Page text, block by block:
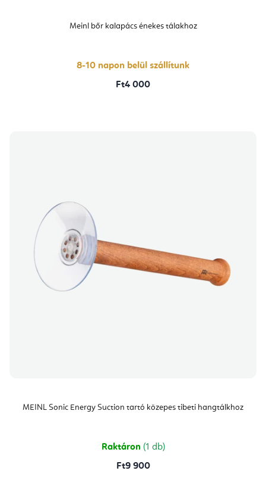
Meinl bőr kalapács énekes tálakhoz
8-10 napon belül szállítunk
Ft4 000
MEINL Sonic Energy Suction tartó közepes tibeti hangtálkhoz
Raktáron (1 db)
Ft9 900